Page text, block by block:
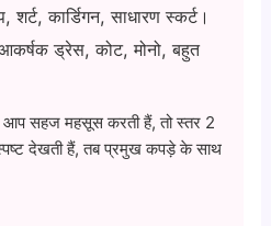
शर्ट, कार्डिगन, साधारण स्कर्ट।
ड्रेस, कोट, मोनो, बहुत
सहज महसूस करती हैं, तो स्तर 2
देखती हैं, तब प्रमुख कपड़े के साथ